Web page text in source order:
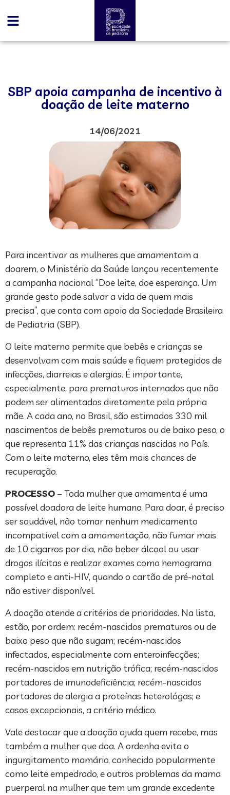
SBP apoia campanha de incentivo à
doação de leite materno
14/06/2021
Para incentivar as mulheres que amamentam a
doarem, o Ministério da Saúde lançou recentemente
a campanha nacional “Doe leite, doe esperança. Um
grande gesto pode salvar a vida de quem mais
precisa”, que conta com apoio da Sociedade Brasileira
de Pediatria (SBP).
O leite materno permite que bebês e crianças se
desenvolvam com mais saúde e fiquem protegidos de
infecções, diarreias e alergias. É importante,
especialmente, para prematuros internados que não
podem ser alimentados diretamente pela própria
mãe. A cada ano, no Brasil, são estimados 330 mil
nascimentos de bebês prematuros ou de baixo peso, o
que representa 11% das crianças nascidas no País.
Com o leite materno, eles têm mais chances de
recuperação.
PROCESSO – Toda mulher que amamenta é uma
possível doadora de leite humano. Para doar, é preciso
ser saudável, não tomar nenhum medicamento
incompatível com a amamentação, não fumar mais
de 10 cigarros por dia, não beber álcool ou usar
drogas ilícitas e realizar exames como hemograma
completo e anti-HIV, quando o cartão de pré-natal
não estiver disponível.
A doação atende a critérios de prioridades. Na lista,
estão, por ordem: recém-nascidos prematuros ou de
baixo peso que não sugam; recém-nascidos
infectados, especialmente com enteroinfecções;
recém-nascidos em nutrição trófica; recém-nascidos
portadores de imunodeficiência; recém-nascidos
portadores de alergia a proteínas heterológas; e
casos excepcionais, a critério médico.
Vale destacar que a doação ajuda quem recebe, mas
também a mulher que doa. A ordenha evita o
ingurgitamento mamário, conhecido popularmente
como leite empedrado, e outros problemas da mama
puerperal na mulher que tem um grande excedente